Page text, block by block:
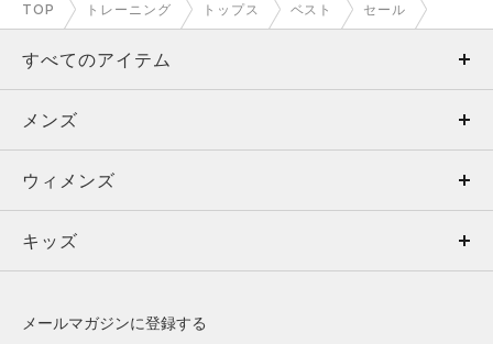
TOP トレーニング トップス ベスト セール
すべてのアイテム
メンズ
ウィメンズ
キッズ
メンズ
トップス
ボトムス
ウィメンズ
トップス
キッズ
メールマガジンに登録する